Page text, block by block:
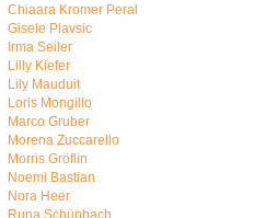
Chiaara Kromer Peral
Gisele Plavsic
Irma Seiler
Lilly Kiefer
Lily Mauduit
Loris Mongillo
Marco Gruber
Morena Zuccarello
Morris Gröflin
Noemi Bastian
Nora Heer
Runa Schüpbach